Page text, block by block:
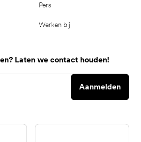
Pers
Werken bij
Laten we contact houden!
Aanmelden